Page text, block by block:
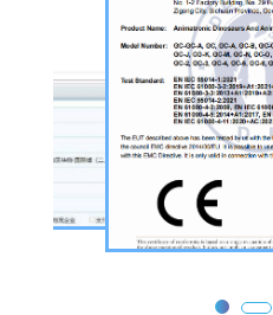
庆活动等场景。
公司核心业务为仿真恐
态展示、动态互动、游
器恐龙结合机械传动、
眨眼、张嘴吼叫、摆尾
态效果，皮肤采用环保